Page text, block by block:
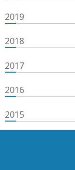
2019
2018
2017
2016
2015